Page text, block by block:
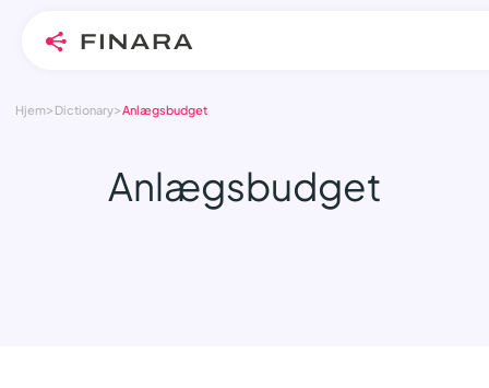
Skip
Hjem> Dictionary>Anlægsbudget
Anlægsbudget